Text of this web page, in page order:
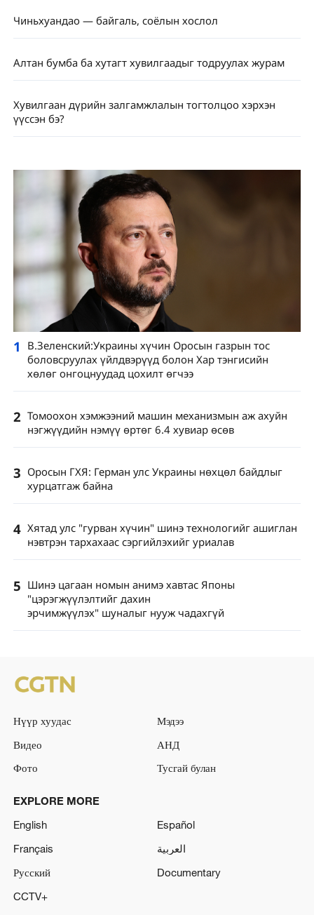
Чиньхуандао — байгаль, соёлын хослол
Алтан бумба ба хутагт хувилгаадыг тодруулах журам
Хувилгаан дүрийн залгамжлалын тогтолцоо хэрхэн
үүссэн бэ?
1
В.Зеленский:Украины хүчин Оросын газрын тос
боловсруулах үйлдвэрүүд болон Хар тэнгисийн
хөлөг онгоцнуудад цохилт өгчээ
2 Томоохон хэмжээний машин механизмын аж ахуйн
нэгжүүдийн нэмүү өртөг 6.4 хувиар өсөв
3 Оросын ГХЯ: Герман улс Украины нөхцөл байдлыг
хурцатгаж байна
4 Хятад улс "гурван хүчин" шинэ технологийг ашиглан
нэвтрэн тархахаас сэргийлэхийг уриалав
5 Шинэ цагаан номын анимэ хавтас Японы
"цэрэгжүүлэлтийг дахин
эрчимжүүлэх" шуналыг нууж чадахгүй
Нүүр хуудас
Мэдээ
Видео
АНД
Фото
Тусгай булан
EXPLORE MORE
English
Español
Français
العربية
Русский
Documentary
CCTV+